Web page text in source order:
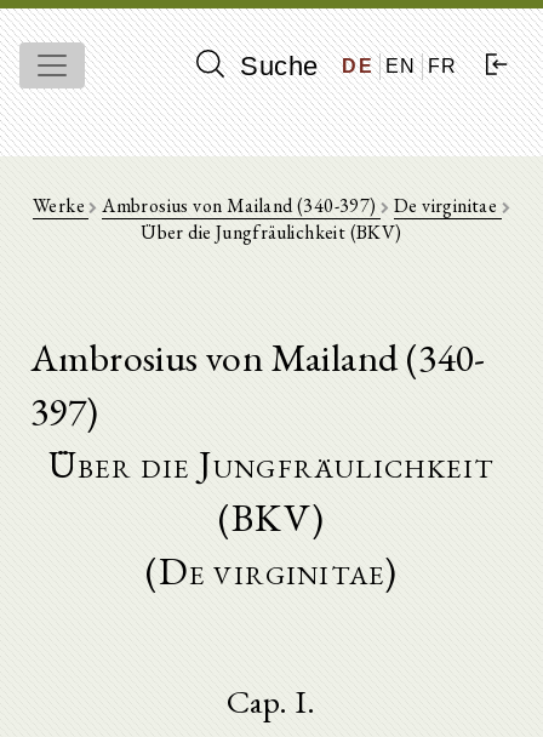
Suche DE EN FR
Werke Ambrosius von Mailand (340-397) De virginitae
Über die Jungfräulichkeit (BKV)
Ambrosius von Mailand (340-
397)
Über die Jungfräulichkeit
(BKV)
(De virginitae)
Cap. I.